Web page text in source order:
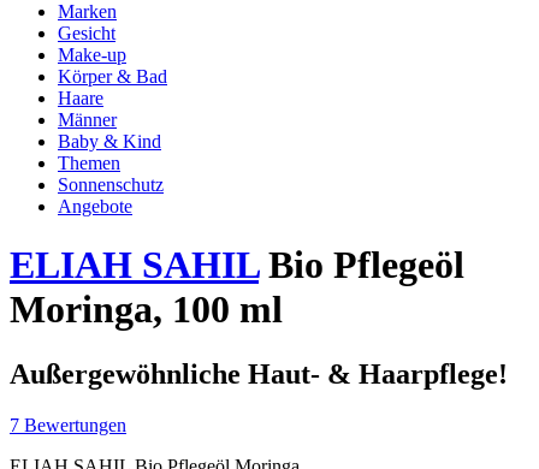
Marken
Gesicht
Make-up
Körper & Bad
Haare
Männer
Baby & Kind
Themen
Sonnenschutz
Angebote
ELIAH SAHILBio Pflegeöl
Moringa, 100 ml
Außergewöhnliche Haut- & Haarpflege!
7 Bewertungen